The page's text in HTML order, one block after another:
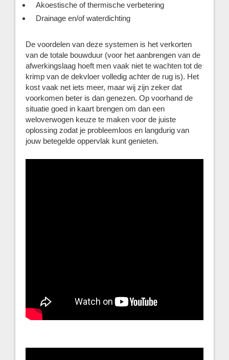
Akoestische of thermische verbetering
Drainage en/of waterdichting
De voordelen van deze systemen is het verkorten
van de totale bouwduur (voor het aanbrengen van de
afwerkingslaag hoeft men vaak niet te wachten tot de
krimp van de dekvloer volledig achter de rug is). Het
kost vaak net iets meer, maar wij zijn zeker dat
voorkomen beter is dan genezen. Op voorhand de
situatie goed in kaart brengen om dan een
weloverwogen keuze te maken voor de juiste
oplossing zodat je probleemloos en langdurig van
jouw betegelde oppervlak kunt genieten.